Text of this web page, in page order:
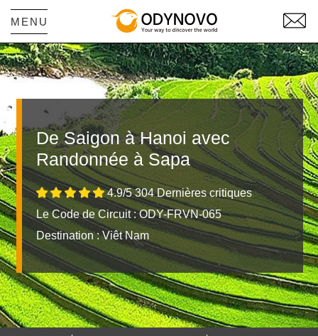
MENU
De Saigon à Hanoi avec
Randonnée à Sapa
4.9/5 304 Dernières critiques
Le Code de Circuit : ODY-FRVN-065
Destination :Viêt Nam